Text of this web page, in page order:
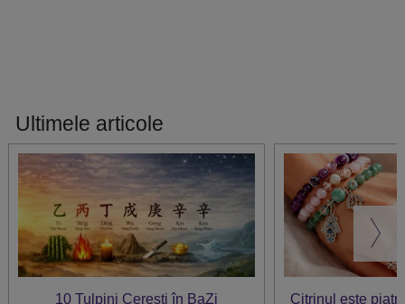
Ultimele articole
10 Tulpini Cerești în BaZi Citrinul este